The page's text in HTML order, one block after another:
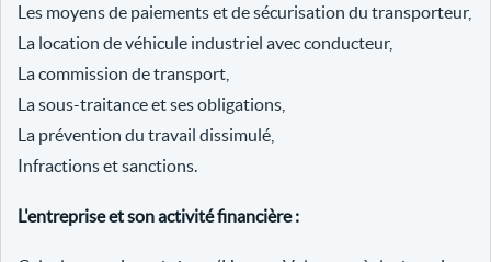
Les moyens de paiements et de sécurisation du transporteur,
La location de véhicule industriel avec conducteur,
La commission de transport,
La sous-traitance et ses obligations,
La prévention du travail dissimulé,
Infractions et sanctions.
L'entreprise et son activité financière :